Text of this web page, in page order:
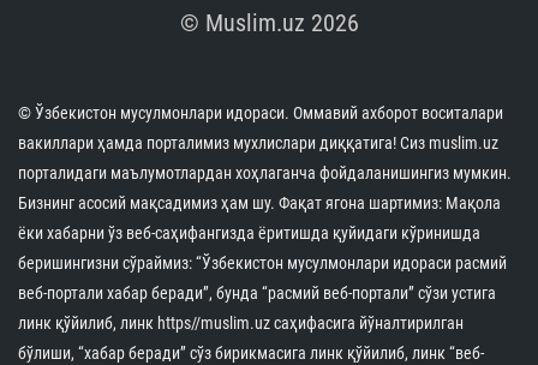
© Muslim.uz 2026
© Ўзбекистон мусулмонлари идораси. Оммавий ахборот воситалари
вакиллари ҳамда порталимиз мухлислари диққатига! Сиз muslim.uz
порталидаги маълумотлардан хоҳлаганча фойдаланишингиз мумкин.
Бизнинг асосий мақсадимиз ҳам шу. Фақат ягона шартимиз: Мақола
ёки хабарни ўз веб-саҳифангизда ёритишда қуйидаги кўринишда
беришингизни сўраймиз: “Ўзбекистон мусулмонлари идораси расмий
веб-портали хабар беради”, бунда “расмий веб-портали” сўзи устига
линк қўйилиб, линк https//muslim.uz саҳифасига йўналтирилган
бўлиши, “хабар беради” сўз бирикмасига линк қўйилиб, линк “веб-